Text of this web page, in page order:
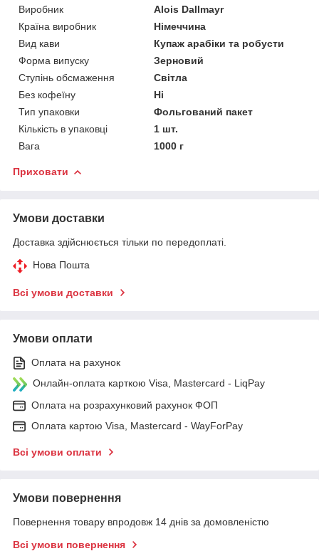
Виробник
Alois Dallmayr
Країна виробник
Німеччина
Вид кави
Купаж арабіки та робусти
Форма випуску
Зерновий
Ступінь обсмаження
Світла
Без кофеїну
Ні
Тип упаковки
Фольгований пакет
Кількість в упаковці
1 шт.
Вага
1000 г
Приховати
Умови доставки
Доставка здійснюється тільки по передоплаті.
Нова Пошта
Всі умови доставки
Умови оплати
Оплата на рахунок
Онлайн-оплата карткою Visa, Mastercard - LiqPay
Оплата на розрахунковий рахунок ФОП
Оплата картою Visa, Mastercard - WayForPay
Всі умови оплати
Умови повернення
Повернення товару впродовж 14 днів за домовленістю
Всі умови повернення